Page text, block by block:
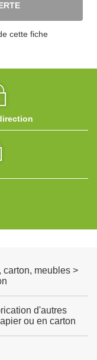
cette fiche
carton, meubles >
d'autres
ou en carton